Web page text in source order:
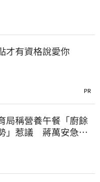
才有資格說愛你
PR
局稱營養午餐「廚餘
」惹議 蔣萬安急